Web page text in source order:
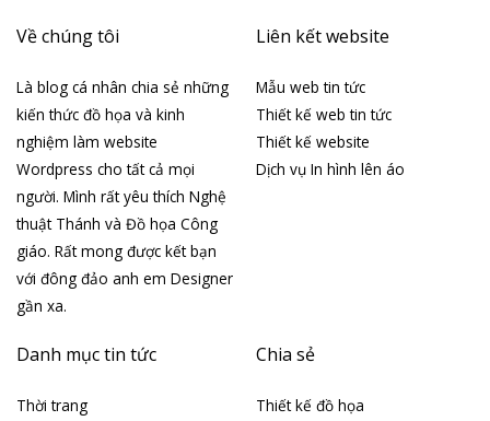
Về chúng tôi
Là blog cá nhân chia sẻ những
kiến thức đồ họa và kinh
nghiệm làm website
Wordpress cho tất cả mọi
người. Mình rất yêu thích Nghệ
thuật Thánh và Đồ họa Công
giáo. Rất mong được kết bạn
với đông đảo anh em Designer
gần xa.
Liên kết website
Mẫu web tin tức
Thiết kế web tin tức
Thiết kế website
Dịch vụ In hình lên áo
Danh mục tin tức
Thời trang
Chia sẻ
Thiết kế đồ họa